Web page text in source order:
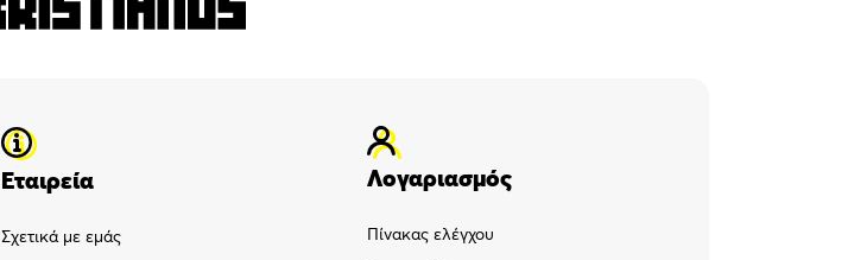
Εταιρεία
Σχετικά με εμάς
Λογαριασμός
Πίνακας ελέγχου